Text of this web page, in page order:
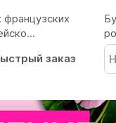
французских
заказ